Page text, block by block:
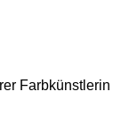
Farbkünstlerin